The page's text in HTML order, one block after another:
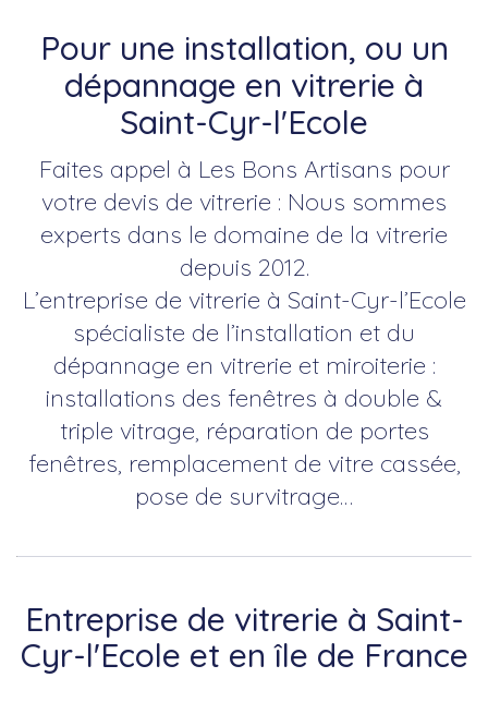
Pour une installation, ou un
dépannage en vitrerie à
Saint-Cyr-l'Ecole
Faites appel à Les Bons Artisans pour
votre devis de vitrerie : Nous sommes
experts dans le domaine de la vitrerie
depuis 2012.
L’entreprise de vitrerie à Saint-Cyr-l’Ecole
spécialiste de l’installation et du
dépannage en vitrerie et miroiterie :
installations des fenêtres à double &
triple vitrage, réparation de portes
fenêtres, remplacement de vitre cassée,
pose de survitrage…
Entreprise de vitrerie à Saint-
Cyr-l'Ecole et en île de France